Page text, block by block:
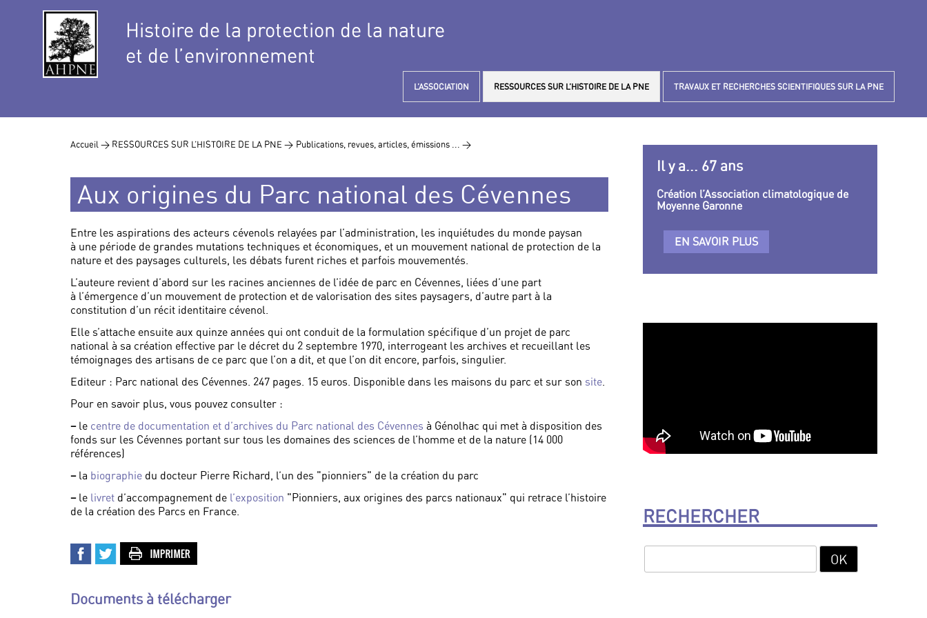
Histoire de la protection de la nature
et de l’environnement
L’ASSOCIATION RESSOURCES SUR L’HISTOIRE DE LA PNE TRAVAUX ET RECHERCHES SCIENTIFIQUES SUR LA PNE
Accueil > RESSOURCES SUR L’HISTOIRE DE LA PNE > Publications, revues, articles, émissions ... >
Aux origines du Parc national des Cévennes
Entre les aspirations des acteurs cévenols relayées par l’administration, les inquiétudes du monde paysan
à une période de grandes mutations techniques et économiques, et un mouvement national de protection de la
nature et des paysages culturels, les débats furent riches et parfois mouvementés.
L’auteure revient d’abord sur les racines anciennes de l’idée de parc en Cévennes, liées d’une part
à l’émergence d’un mouvement de protection et de valorisation des sites paysagers, d’autre part à la
constitution d’un récit identitaire cévenol.
Elle s’attache ensuite aux quinze années qui ont conduit de la formulation spécifique d’un projet de parc
national à sa création effective par le décret du 2 septembre 1970, interrogeant les archives et recueillant les
témoignages des artisans de ce parc que l’on a dit, et que l’on dit encore, parfois, singulier.
Editeur : Parc national des Cévennes. 247 pages. 15 euros. Disponible dans les maisons du parc et sur son site.
Pour en savoir plus, vous pouvez consulter :
–le centre de documentation et d’archives du Parc national des Cévennes à Génolhac qui met à disposition des
fonds sur les Cévennes portant sur tous les domaines des sciences de l’homme et de la nature (14 000
références)
–la biographie du docteur Pierre Richard, l’un des "pionniers" de la création du parc
–le livret d’accompagnement de l’exposition "Pionniers, aux origines des parcs nationaux" qui retrace l’histoire
de la création des Parcs en France.
Documents à télécharger
Il y a... 67 ans
Création l’Association climatologique de
Moyenne Garonne
EN SAVOIR PLUS
RECHERCHER